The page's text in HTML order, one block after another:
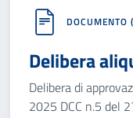
DOCUMENTO
Delibera
Delibera di
2025 DCC n.5 del